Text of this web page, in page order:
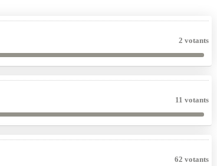
2 votants
11 votants
62 votants